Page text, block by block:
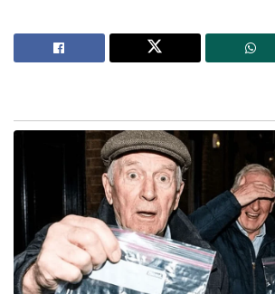
Stories you may like
കാരണഭൂതൻ’ എന്ന് പാടി തിരുവാതിര
വല്ലാത്ത തൊലിക്കട്ടി; സർവീസ്
പരിഹസിച്ച് വി.ഡി. സതീശൻ
ബംഗ്ലാദേശ് മറ്റൊരു പാകിസ്താനായി
ജാഗ്രത പാലിക്കണം’; ഷെയ്ഖ്
ഡൽഹി, കർണാടക, തമിഴ്‌നാട്
സംസ്ഥാനങ്ങളുടെ മാതൃകയിൽ
സ്ത്രീകൾക്ക് സർക്കാർ